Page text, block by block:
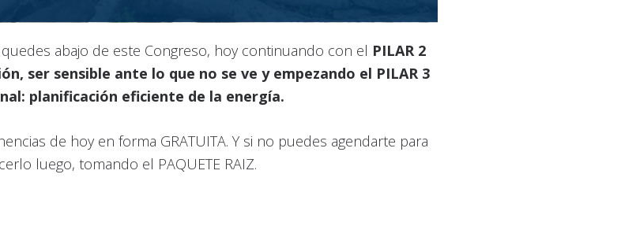
abajo de este Congreso, hoy continuando con el PILAR 2
ser sensible ante lo que no se ve y empezando el PILAR 3
planificación eficiente de la energía.
de hoy en forma GRATUITA. Y si no puedes agendarte para
luego, tomando el PAQUETE RAIZ.